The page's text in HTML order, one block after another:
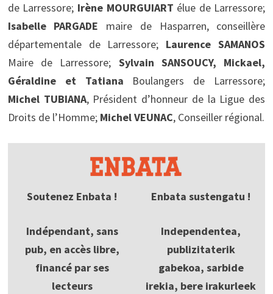
de Larressore; Irène MOURGUIART élue de Larressore;
Isabelle PARGADE maire de Hasparren, conseillère
départementale de Larressore; Laurence SAMANOS
Maire de Larressore; Sylvain SANSOUCY, Mickael,
Géraldine et Tatiana Boulangers de Larressore;
Michel TUBIANA, Président d’honneur de la Ligue des
Droits de l’Homme; Michel VEUNAC, Conseiller régional.
Soutenez Enbata !
Indépendant, sans
pub, en accès libre,
financé par ses
lecteurs
Enbata sustengatu !
Independentea,
publizitaterik
gabekoa, sarbide
irekia, bere irakurleek